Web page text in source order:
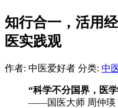
知行合一，活用
医实践观
作者: 中医爱好者 分类: 中
“科学不分国界，医
——国医大师 周仲瑛